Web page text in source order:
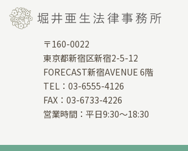
〒160-0022
東京都新宿区新宿2-5-12
FORECAST新宿AVENUE 6階
TEL：03-6555-4126
FAX：03-6733-4226
営業時間：平日9:30～18:30